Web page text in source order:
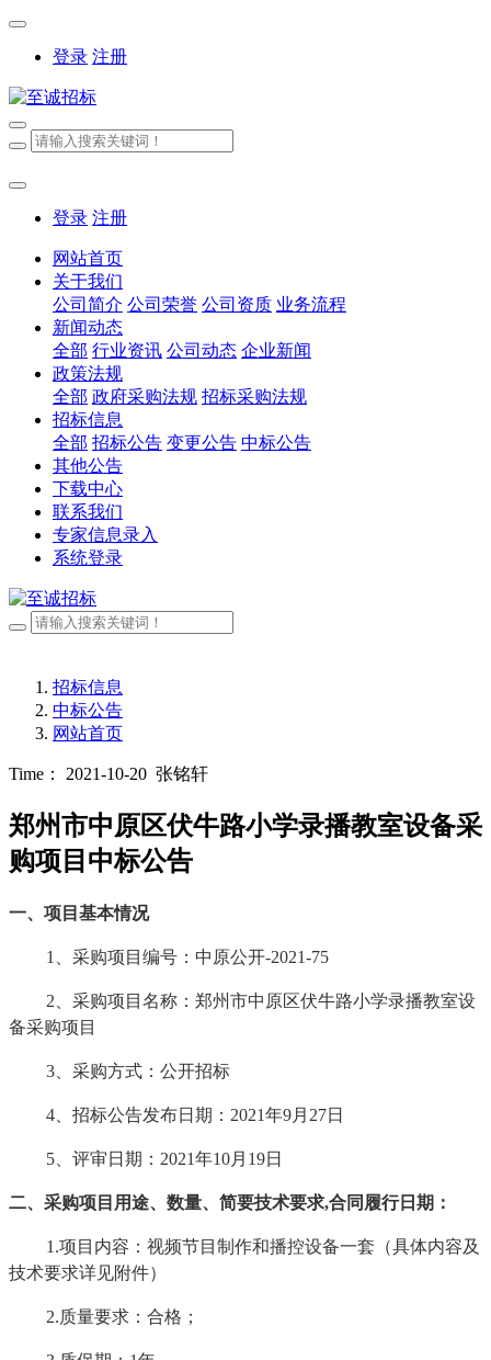
登录 注册
登录 注册
网站首页
关于我们
公司简介 公司荣誉 公司资质 业务流程
新闻动态
全部 行业资讯 公司动态 企业新闻
政策法规
全部 政府采购法规 招标采购法规
招标信息
全部 招标公告 变更公告 中标公告
其他公告
下载中心
联系我们
专家信息录入
系统登录
招标信息
中标公告
网站首页
Time： 2021-10-20 张铭轩
郑州市中原区伏牛路小学录播教室设备采
购项目中标公告
一、 项目基本情况
1、采购项目编号：中原公开-2021-75
2、采购项目名称：郑州市中原区伏牛路小学录播教室设
备采购项目
3、采购方式：公开招标
4、招标公告发布日期：2021年9月27日
5、评审日期：2021年10月19日
二、采购项目用途、数量、简要技术要求,合同履行日期：
1.项目内容：视频节目制作和播控设备一套（具体内容及
技术要求详见附件）
2.质量要求：合格；